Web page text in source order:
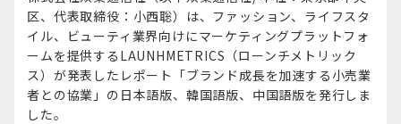
区、代表取締役：小西聡）は、ファッション、ライフスタ
イル、ビューティ業界向けにマーケティングプラットフォ
ームを提供するLAUNHMETRICS（ローンチメトリック
ス）が発表したレポート「ブランド成長を加速する小売業
者との協業」の日本語版、韓国語版、中国語版を発行しま
した。